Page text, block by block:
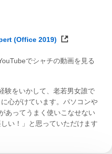
(Office 2019)
でシャチの動画を見る
験をいかして、老若男女誰で
心がけています。パソコンや
あってうまく使いこなせない
い！」と思っていただけます